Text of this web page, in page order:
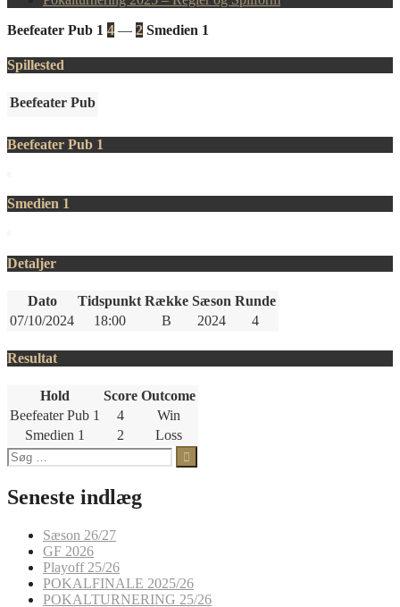
Beefeater Pub 1 4 — 2 Smedien 1
Spillested
Beefeater Pub
Beefeater Pub 1
Smedien 1
Detaljer
Dato Tidspunkt Række Sæson Runde
07/10/2024
18:00 B 2024 4
Resultat
Hold Score Outcome
Beefeater Pub 1
4
Win
Smedien 1
2
Loss
Søg
efter:
Seneste indlæg
Sæson 26/27
GF 2026
Playoff 25/26
POKALFINALE 2025/26
POKALTURNERING 25/26